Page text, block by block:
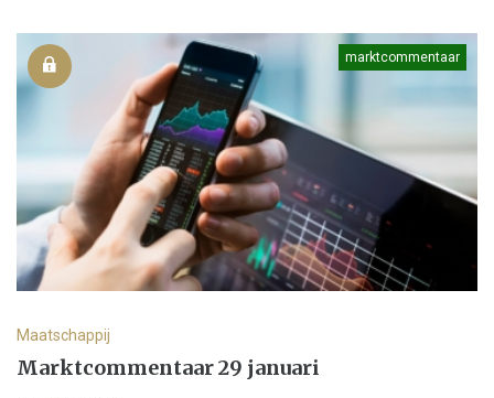
marktcommentaar
Maatschappij
Marktcommentaar 29 januari